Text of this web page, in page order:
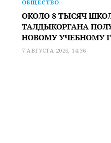
ОБЩЕСТВО
ОКОЛО 8 ТЫСЯЧ
ТАЛДЫКОРГАНА
НОВОМУ УЧЕБНОМУ
7 АВГУСТА 2026, 14:36